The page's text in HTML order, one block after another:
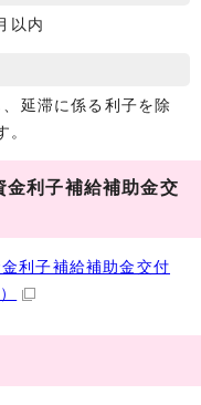
以内
延滞に係る利子を除
。
金利子補給補助金交
利子補給補助金交付